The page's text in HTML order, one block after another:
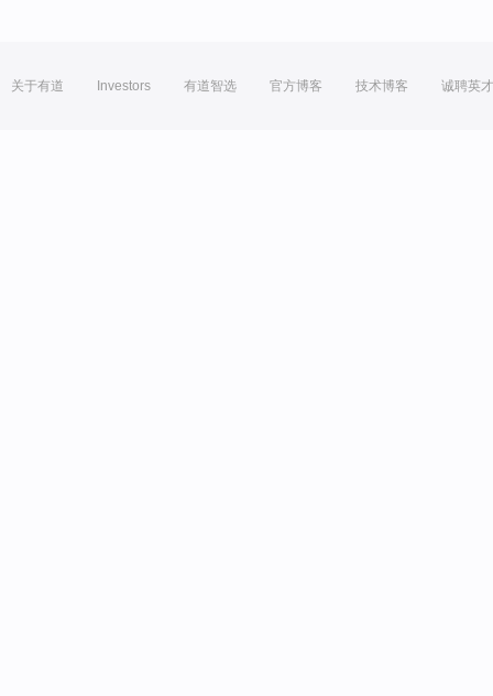
关于有道 Investors 有道智选 官方博客 技术博客 诚聘英才